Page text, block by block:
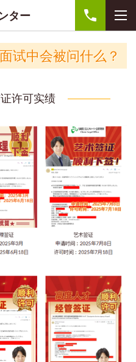
ター
试中会被问什么？
许可实绩